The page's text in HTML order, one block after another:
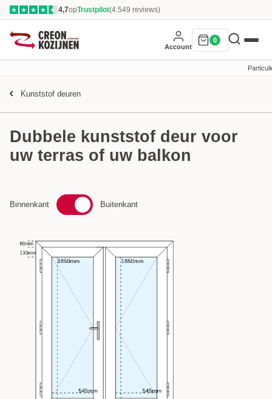
★ ★ ★ ★ ★ 4,7opTrustpilot(4.549 reviews)
Account
0
Kunststof deuren
Dubbele kunststof deur voor
uw terras of uw balkon
Binnenkant Buitenkant